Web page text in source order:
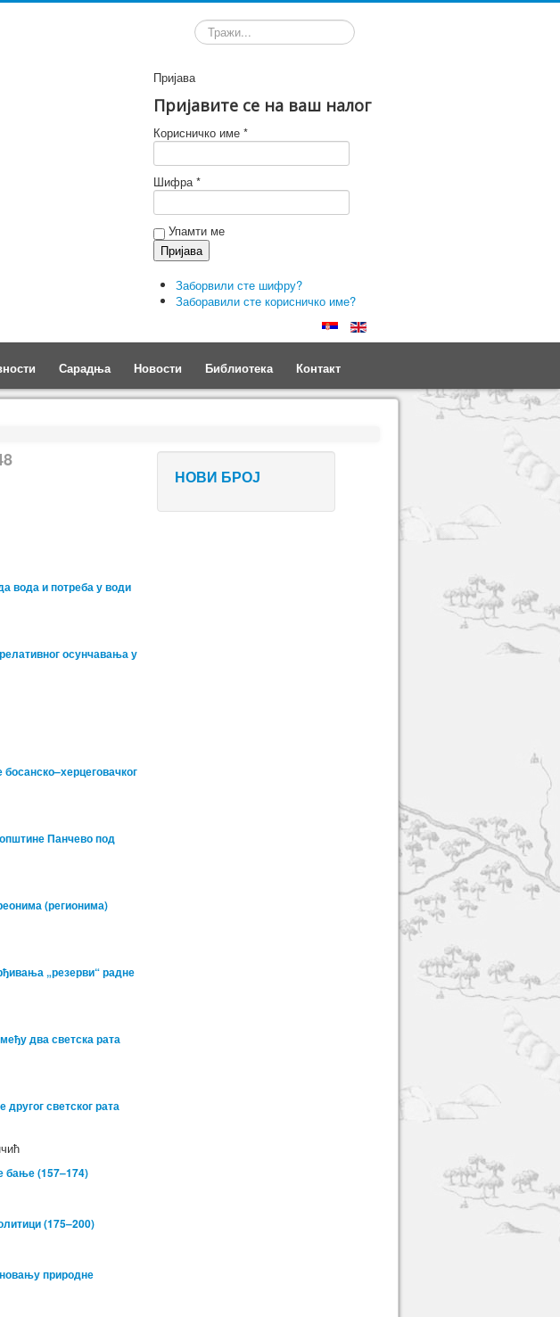
Претрага
Пријава
Пријавите се на ваш налог
Корисничко име *
Шифра *
Упамти ме
Заборвили сте шифру?
Заборавили сте корисничко име?
Сарадња Новости Библиотека Контакт
вода и потреба у води
осунчавања у
Панчево под
(регионима)
„резерви“ радне
два светска рата
другог светског рата
бање (157–174)
(175–200)
природне
НОВИ БРОЈ